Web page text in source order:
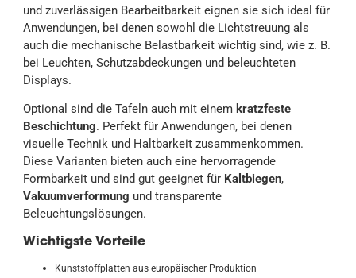
und zuverlässigen Bearbeitbarkeit eignen sie sich ideal für
Anwendungen, bei denen sowohl die Lichtstreuung als
auch die mechanische Belastbarkeit wichtig sind, wie z. B.
bei Leuchten, Schutzabdeckungen und beleuchteten
Displays.
Optional sind die Tafeln auch mit einem kratzfeste
Beschichtung. Perfekt für Anwendungen, bei denen
visuelle Technik und Haltbarkeit zusammenkommen.
Diese Varianten bieten auch eine hervorragende
Formbarkeit und sind gut geeignet für Kaltbiegen,
Vakuumverformung und transparente
Beleuchtungslösungen.
Wichtigste Vorteile
Kunststoffplatten aus europäischer Produktion